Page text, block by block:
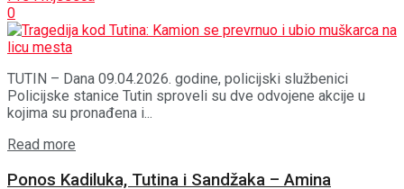
0
TUTIN – Dana 09.04.2026. godine, policijski službenici
Policijske stanice Tutin sproveli su dve odvojene akcije u
kojima su pronađena i...
Read more
Ponos Kadiluka, Tutina i Sandžaka – Amina